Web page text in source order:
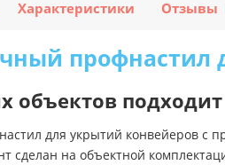
Характеристики Отзывы
профнастил
объектов
для укрытий конвейеров с
сделан на объектной